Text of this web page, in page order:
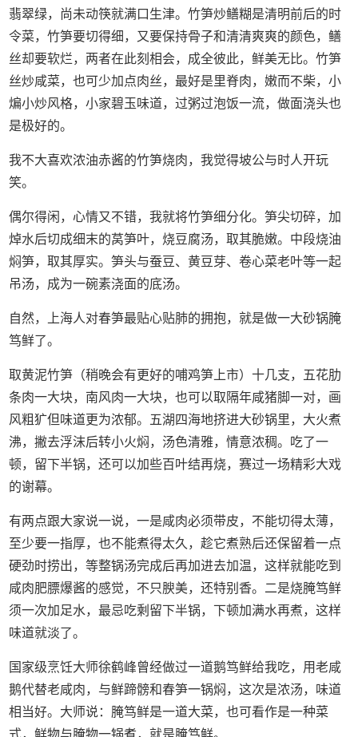
翡翠绿，尚未动筷就满口生津。竹笋炒鳝糊是清明前后的时
令菜，竹笋要切得细，又要保持骨子和清清爽爽的颜色，鳝
丝却要软烂，两者在此刻相会，成全彼此，鲜美无比。竹笋
丝炒咸菜，也可少加点肉丝，最好是里脊肉，嫩而不柴，小
煸小炒风格，小家碧玉味道，过粥过泡饭一流，做面浇头也
是极好的。
我不大喜欢浓油赤酱的竹笋烧肉，我觉得坡公与时人开玩
笑。
偶尔得闲，心情又不错，我就将竹笋细分化。笋尖切碎，加
焯水后切成细末的莴笋叶，烧豆腐汤，取其脆嫩。中段烧油
焖笋，取其厚实。笋头与蚕豆、黄豆芽、卷心菜老叶等一起
吊汤，成为一碗素浇面的底汤。
自然，上海人对春笋最贴心贴肺的拥抱，就是做一大砂锅腌
笃鲜了。
取黄泥竹笋（稍晚会有更好的哺鸡笋上市）十几支，五花肋
条肉一大块，南风肉一大块，也可以取隔年咸猪脚一对，画
风粗犷但味道更为浓郁。五湖四海地挤进大砂锅里，大火煮
沸，撇去浮沫后转小火焖，汤色清雅，情意浓稠。吃了一
顿，留下半锅，还可以加些百叶结再烧，赛过一场精彩大戏
的谢幕。
有两点跟大家说一说，一是咸肉必须带皮，不能切得太薄，
至少要一指厚，也不能煮得太久，趁它煮熟后还保留着一点
硬劲时捞出，等整锅汤完成后再加进去加温，这样就能吃到
咸肉肥膘爆酱的感觉，不只腴美，还特别香。二是烧腌笃鲜
须一次加足水，最忌吃剩留下半锅，下顿加满水再煮，这样
味道就淡了。
国家级烹饪大师徐鹤峰曾经做过一道鹅笃鲜给我吃，用老咸
鹅代替老咸肉，与鲜蹄髈和春笋一锅焖，这次是浓汤，味道
相当好。大师说：腌笃鲜是一道大菜，也可看作是一种菜
式，鲜物与腌物一锅煮，就是腌笃鲜。